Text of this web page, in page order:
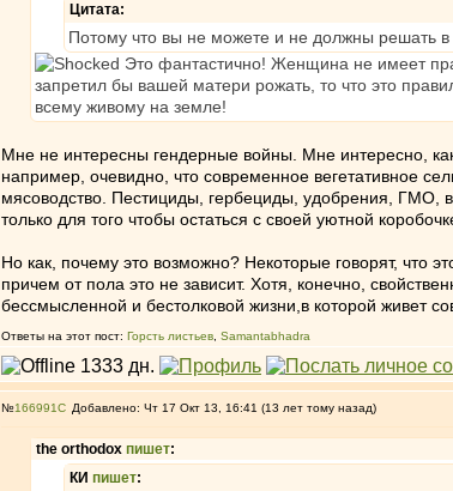
Цитата:
Потому что вы не можете и не должны решать в
Это фантастично! Женщина не имеет
запретил бы вашей матери рожать, то что это
всему живому на земле!
Мне не интересны гендерные войны. Мне интересно,
например, очевидно, что современное вегетативное
мясоводство. Пестициды, гербециды, удобрения, ГМО,
только для того чтобы остаться с своей уютной
Но как, почему это возможно? Некоторые говорят, что
причем от пола это не зависит. Хотя, конечно,
бессмысленной и бестолковой жизни,в которой живет
Ответы на этот пост: Горсть листьев Samantabhadra
№166991 Добавлено: Чт 17 Окт 13, 16:41 (13 лет тому назад)
the orthodox пишет:
КИ пишет: